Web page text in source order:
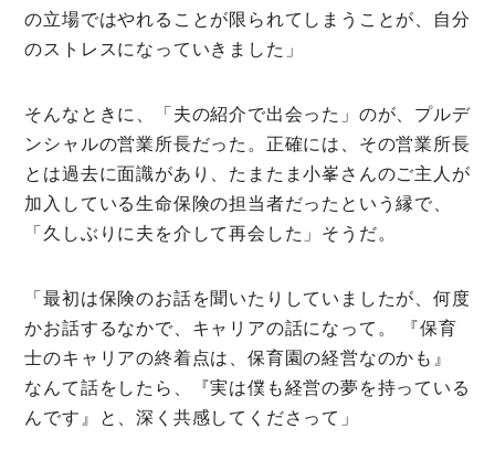
の立場ではやれることが限られてしまうことが、自分
のストレスになっていきました」
そんなときに、「夫の紹介で出会った」のが、プルデ
ンシャルの営業所長だった。正確には、その営業所長
とは過去に面識があり、たまたま小峯さんのご主人が
加入している生命保険の担当者だったという縁で、
「久しぶりに夫を介して再会した」そうだ。
「最初は保険のお話を聞いたりしていましたが、何度
かお話するなかで、キャリアの話になって。 『保育
士のキャリアの終着点は、保育園の経営なのかも』
なんて話をしたら、『実は僕も経営の夢を持っている
んです』と、深く共感してくださって」